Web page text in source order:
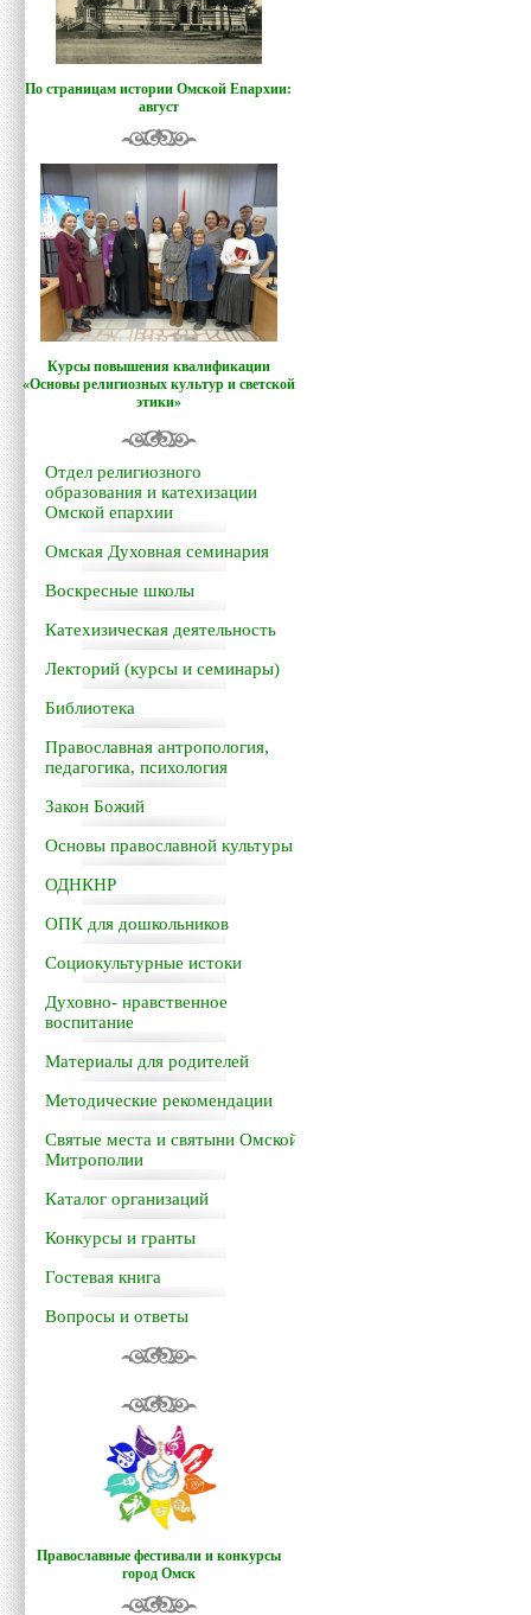
По страницам истории Омской Епархии:
август
Курсы повышения квалификации
«Основы религиозных культур и светской
этики»
Отдел религиозного
образования и катехизации
Омской епархии
Омская Духовная семинария
Воскресные школы
Катехизическая деятельность
Лекторий (курсы и семинары)
Библиотека
Православная антропология,
педагогика, психология
Закон Божий
Основы православной культуры
ОДНКНР
ОПК для дошкольников
Социокультурные истоки
Духовно- нравственное
воспитание
Материалы для родителей
Методические рекомендации
Святые места и святыни Омской
Митрополии
Каталог организаций
Конкурсы и гранты
Гостевая книга
Вопросы и ответы
Православные фестивали и конкурсы
город Омск